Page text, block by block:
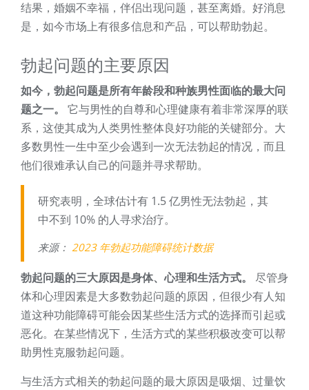
结果，婚姻不幸福，伴侣出现问题，甚至离婚。好消息
是，如今市场上有很多信息和产品，可以帮助勃起。
勃起问题的主要原因
如今，勃起问题是所有年龄段和种族男性面临的最大问
题之一。
它与男性的自尊和心理健康有着非常深厚的联
系，这使其成为人类男性整体良好功能的关键部分。大
多数男性一生中至少会遇到一次无法勃起的情况，而且
他们很难承认自己的问题并寻求帮助。
研究表明，全球估计有 1.5 亿男性无法勃起，其
中不到 10% 的人寻求治疗。
来源： 2023 年勃起功能障碍统计数据
勃起问题的三大原因是身体、心理和生活方式。
尽管身
体和心理因素是大多数勃起问题的原因，但很少有人知
道这种功能障碍可能会因某些生活方式的选择而引起或
恶化。在某些情况下，生活方式的某些积极改变可以帮
助男性克服勃起问题。
与生活方式相关的勃起问题的最大原因是吸烟、过量饮